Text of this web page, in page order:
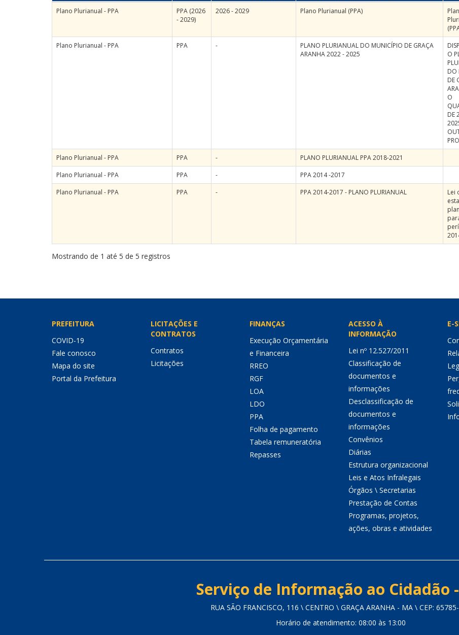
Plano Plurianual - PPA
PPA (2026
- 2029)
2026 - 2029 Plano Plurianual (PPA)
Plano Plurianual - PPA PPA -
PLANO PLURIANUAL DO MUNICÍPIO DE GRAÇA
ARANHA 2022 - 2025
O
DO
DE
O
DE
Plano Plurianual - PPA PPA - PLANO PLURIANUAL PPA 2018-2021
Plano Plurianual - PPA
PPA - PPA 2014 -2017
Plano Plurianual - PPA
PPA - PPA 2014-2017 - PLANO PLURIANUAL
Lei
Mostrando de 1 até 5 de 5 registros
PREFEITURA
COVID-19
Fale conosco
Mapa do site
Portal da Prefeitura
LICITAÇÕES E
CONTRATOS
Contratos
Licitações
FINANÇAS
Execução Orçamentária
e Financeira
RREO
RGF
LOA
LDO
PPA
Folha de pagamento
Tabela remuneratória
Repasses
ACESSO À
INFORMAÇÃO
Lei nº 12.527/2011
Classificação de
documentos e
informações
Desclassificação de
documentos e
informações
Convênios
Diárias
Estrutura organizacional
Leis e Atos Infralegais
Órgãos \ Secretarias
Prestação de Contas
Programas, projetos,
ações, obras e atividades
E-
Serviço de Informação ao Cidadão -
RUA SÃO FRANCISCO, 116 \ CENTRO \ GRAÇA ARANHA - MA \ CEP:
Horário de atendimento: 08:00 às 13:00